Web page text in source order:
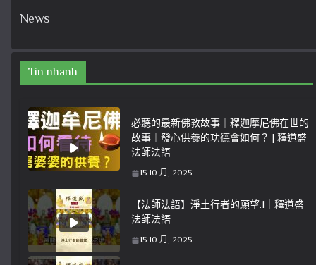
News
Tin nhanh
必聽的最新佛教故事｜釋迦摩尼佛在世的
故事｜發心供養的功德會如何？ | 釋道盛
法師法語
15 10 月, 2025
【法師法語】淨土行者的願望.1｜釋道盛
法師法語
15 10 月, 2025